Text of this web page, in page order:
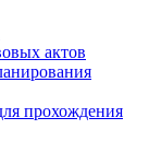
актов
прохождения